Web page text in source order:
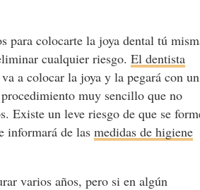
para colocarte la joya dental tú
cualquier riesgo.El dentista
a colocar la joya y la pegará con un
muy sencillo que no
Existe un leve riesgo de que se
informará de lasmedidas de higiene
varios años, pero si en algún